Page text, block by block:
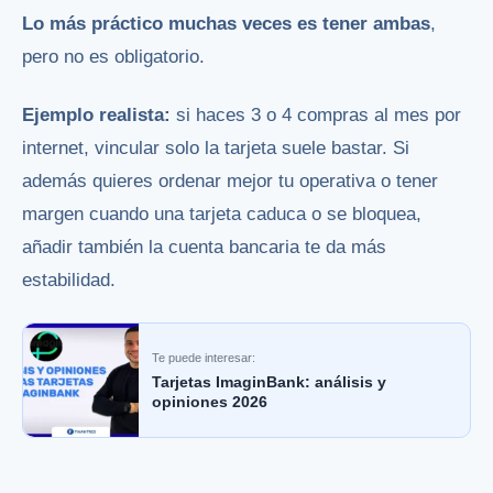
Lo más práctico muchas veces es tener ambas,
pero no es obligatorio.
Ejemplo realista: si haces 3 o 4 compras al mes por
internet, vincular solo la tarjeta suele bastar. Si
además quieres ordenar mejor tu operativa o tener
margen cuando una tarjeta caduca o se bloquea,
añadir también la cuenta bancaria te da más
estabilidad.
Te puede interesar:
Tarjetas ImaginBank: análisis y
opiniones 2026